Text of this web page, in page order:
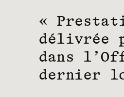
«
délivrée
dans
dernier